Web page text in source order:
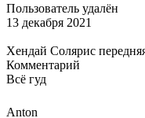
Пользователь удалён
13 декабря 2021
Хендай Солярис
Комментарий
Всё гуд
Anton